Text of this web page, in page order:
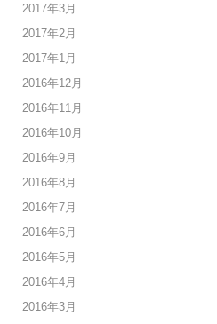
2017年3月
2017年2月
2017年1月
2016年12月
2016年11月
2016年10月
2016年9月
2016年8月
2016年7月
2016年6月
2016年5月
2016年4月
2016年3月